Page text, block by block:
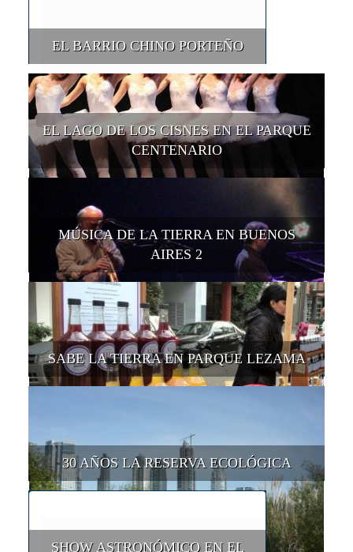
EL BARRIO CHINO PORTEÑO
EL LAGO DE LOS CISNES EN EL PARQUE
CENTENARIO
MÚSICA DE LA TIERRA EN BUENOS
AIRES 2
SABE LA TIERRA EN PARQUE LEZAMA
30 AÑOS LA RESERVA ECOLÓGICA
SHOW ASTRONÓMICO EN EL